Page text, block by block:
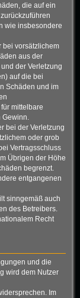
die auf ein
wie insbesondere
bei vorsätzlichem
aus der
der Verletzung
auf die bei
Schäden und im
mittelbare
bei der Verletzung
oder grob
Vertragsschluss
Übrigen der Höhe
begrenzt.
entgangenen
sinngemäß auch
des Betreibers.
Recht
und die
wird dem Nutzer
Im